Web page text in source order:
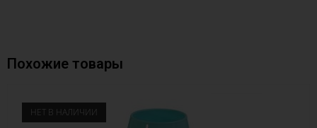
Похожие товары
НЕТ В НАЛИЧИИ